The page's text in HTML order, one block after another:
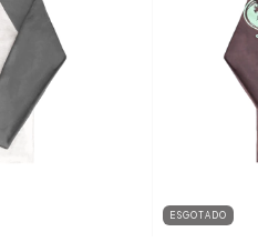
ESGOTADO